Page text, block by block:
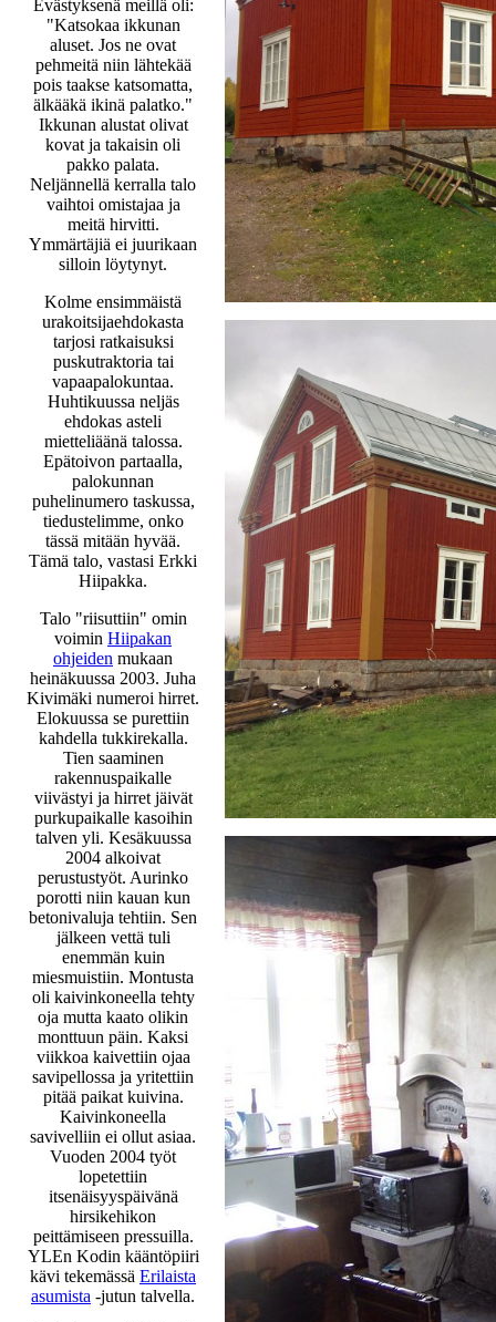
Evästyksenä meillä oli:
"Katsokaa ikkunan
aluset. Jos ne ovat
pehmeitä niin lähtekää
pois taakse katsomatta,
älkääkä ikinä palatko."
Ikkunan alustat olivat
kovat ja takaisin oli
pakko palata.
Neljännellä kerralla talo
vaihtoi omistajaa ja
meitä hirvitti.
Ymmärtäjiä ei juurikaan
silloin löytynyt.
Kolme ensimmäistä
urakoitsijaehdokasta
tarjosi ratkaisuksi
puskutraktoria tai
vapaapalokuntaa.
Huhtikuussa neljäs
ehdokas asteli
mietteliäänä talossa.
Epätoivon partaalla,
palokunnan
puhelinumero taskussa,
tiedustelimme, onko
tässä mitään hyvää.
Tämä talo, vastasi Erkki
Hiipakka.
Talo "riisuttiin" omin
voimin Hiipakan
ohjeiden mukaan
heinäkuussa 2003. Juha
Kivimäki numeroi hirret.
Elokuussa se purettiin
kahdella tukkirekalla.
Tien saaminen
rakennuspaikalle
viivästyi ja hirret jäivät
purkupaikalle kasoihin
talven yli. Kesäkuussa
2004 alkoivat
perustustyöt. Aurinko
porotti niin kauan kun
betonivaluja tehtiin. Sen
jälkeen vettä tuli
enemmän kuin
miesmuistiin. Montusta
oli kaivinkoneella tehty
oja mutta kaato olikin
monttuun päin. Kaksi
viikkoa kaivettiin ojaa
savipellossa ja yritettiin
pitää paikat kuivina.
Kaivinkoneella
savivelliin ei ollut asiaa.
Vuoden 2004 työt
lopetettiin
itsenäisyyspäivänä
hirsikehikon
peittämiseen pressuilla.
YLEn Kodin kääntöpiiri
kävi tekemässä Erilaista
asumista -jutun talvella.